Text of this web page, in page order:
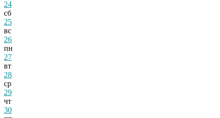
24
сб
25
вс
26
пн
27
вт
28
ср
29
чт
30